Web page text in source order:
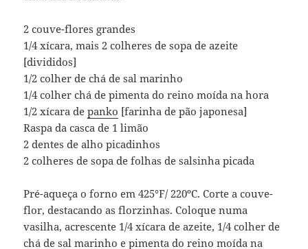
2 couve-flores grandes
1/4 xícara, mais 2 colheres de sopa de azeite
[divididos]
1/2 colher de chá de sal marinho
1/4 colher chá de pimenta do reino moída na hora
1/2 xícara depanko [farinha de pão japonesa]
Raspa da casca de 1 limão
2 dentes de alho picadinhos
2 colheres de sopa de folhas de salsinha picada
Pré-aqueça o forno em 425°F/ 220ºC. Corte a couve-
flor, destacando as florzinhas. Coloque numa
vasilha, acrescente 1/4 xícara de azeite, 1/4 colher de
chá de sal marinho e pimenta do reino moída na